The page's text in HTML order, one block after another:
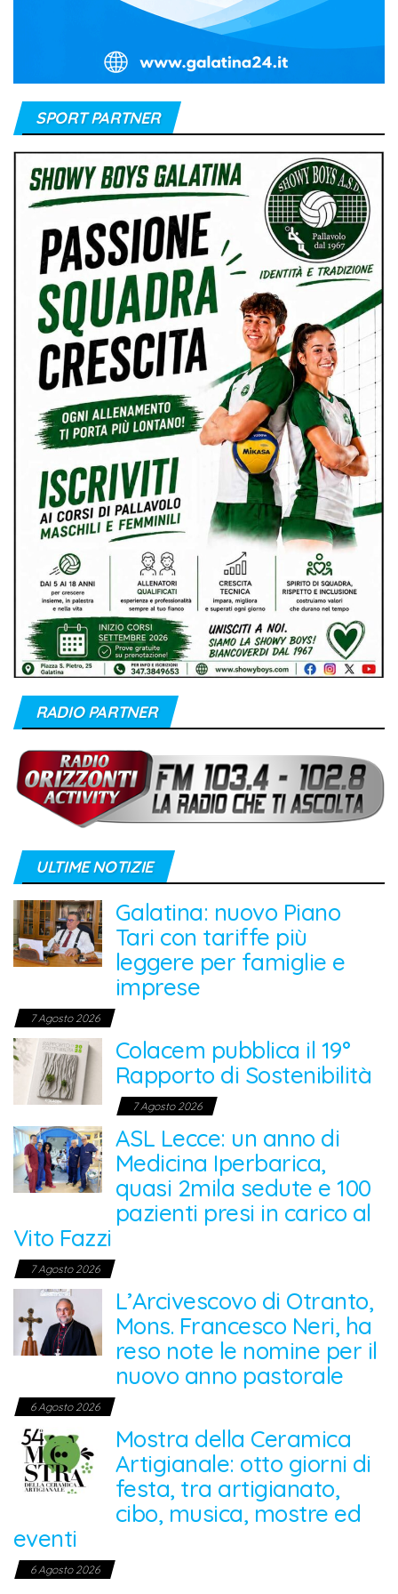
SPORT PARTNER
RADIO PARTNER
ULTIME NOTIZIE
Galatina: nuovo Piano
Tari con tariffe più
leggere per famiglie e
imprese
7 Agosto 2026
Colacem pubblica il 19°
Rapporto di Sostenibilità
7 Agosto 2026
ASL Lecce: un anno di
Medicina Iperbarica,
quasi 2mila sedute e 100
pazienti presi in carico al
Vito Fazzi
7 Agosto 2026
L’Arcivescovo di Otranto,
Mons. Francesco Neri, ha
reso note le nomine per il
nuovo anno pastorale
6 Agosto 2026
Mostra della Ceramica
Artigianale: otto giorni di
festa, tra artigianato,
cibo, musica, mostre ed
eventi
6 Agosto 2026